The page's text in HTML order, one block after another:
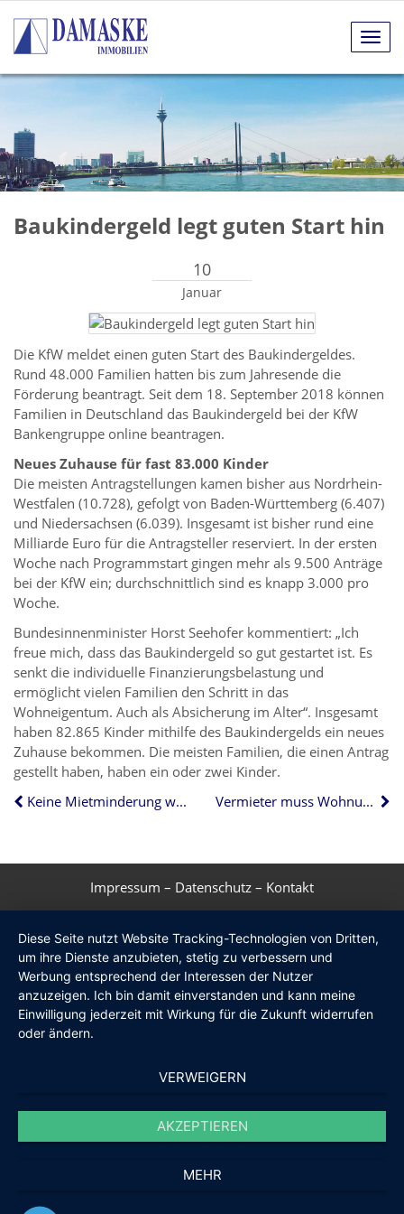
Baukindergeld legt guten Start hin
10
Januar
Die KfW meldet einen guten Start des Baukindergeldes.
Rund 48.000 Familien hatten bis zum Jahresende die
Förderung beantragt. Seit dem 18. September 2018 können
Familien in Deutschland das Baukindergeld bei der KfW
Bankengruppe online beantragen.
Neues Zuhause für fast 83.000 Kinder
Die meisten Antragstellungen kamen bisher aus Nordrhein-
Westfalen (10.728), gefolgt von Baden-Württemberg (6.407)
und Niedersachsen (6.039). Insgesamt ist bisher rund eine
Milliarde Euro für die Antragsteller reserviert. In der ersten
Woche nach Programmstart gingen mehr als 9.500 Anträge
bei der KfW ein; durchschnittlich sind es knapp 3.000 pro
Woche.
Bundesinnenminister Horst Seehofer kommentiert: „Ich
freue mich, dass das Baukindergeld so gut gestartet ist. Es
senkt die individuelle Finanzierungsbelastung und
ermöglicht vielen Familien den Schritt in das
Wohneigentum. Auch als Absicherung im Alter“. Insgesamt
haben 82.865 Kinder mithilfe des Baukindergelds ein neues
Zuhause bekommen. Die meisten Familien, die einen Antrag
gestellt haben, haben ein oder zwei Kinder.
Keine Mietminderung wegen Schimmelgefahr
Vermieter muss Wohnung nicht persönlich besichtigen
Impressum – Datenschutz – Kontakt
Diese Seite nutzt Website Tracking-Technologien von Dritten,
um ihre Dienste anzubieten, stetig zu verbessern und
Werbung entsprechend der Interessen der Nutzer
anzuzeigen. Ich bin damit einverstanden und kann meine
Einwilligung jederzeit mit Wirkung für die Zukunft widerrufen
oder ändern.
VERWEIGERN
AKZEPTIEREN
MEHR